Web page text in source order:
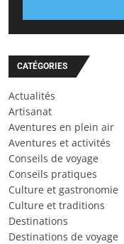
CATÉGORIES
Actualités
Artisanat
Aventures en plein air
Aventures et activités
Conseils de voyage
Conseils pratiques
Culture et gastronomie
Culture et traditions
Destinations
Destinations de voyage